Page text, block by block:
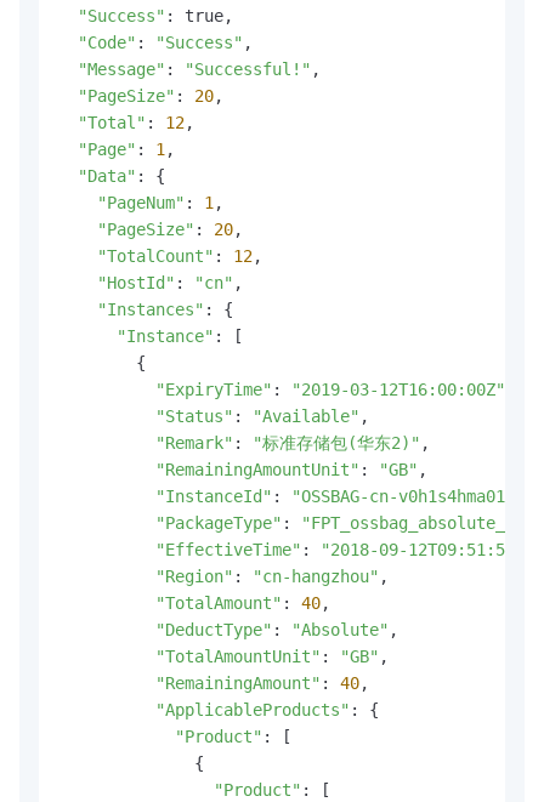
"Success" : true,
"Code" : "Success" ,
"Message" : "Successful!" ,
"PageSize" : 20,
"Total" : 12,
"Page" : 1 ,
"Data" : {
"PageNum" : 1 ,
"PageSize" : 20,
"TotalCount" : 12,
"HostId" : "cn" ,
"Instances" : {
"Instance" : [
        {
"ExpiryTime" : "2019-03-12T16:00:00Z"
"Status" : "Available" ,
"Remark" : "标准存储包(华东2)" ,
"RemainingAmountUnit" : "GB" ,
"InstanceId" : "OSSBAG-cn-v0h1s4hma01"
"PackageType" :
"EffectiveTime" : "2018-09-12T09:51:56Z"
"Region" : "cn-hangzhou" ,
"TotalAmount" : 40,
"DeductType" : "Absolute" ,
"TotalAmountUnit" : "GB" ,
"RemainingAmount" : 40,
"ApplicableProducts" : {
"Product" : [
              {
"Product" : [